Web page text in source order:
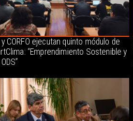
CORFO ejecutan quinto módulo de
“Emprendimiento Sostenible y